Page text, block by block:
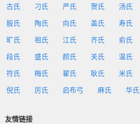
古氏 刁氏 严氏 贺氏 汤氏
殷氏 陶氏 向氏 盖氏 寿氏
旷氏 祖氏 江氏 齐氏 俞氏
段氏 盛氏 颜氏 关氏 温氏
符氏 梅氏 翟氏 耿氏 米氏
倪氏 厉氏 启布弓 麻氏 华氏
友情链接